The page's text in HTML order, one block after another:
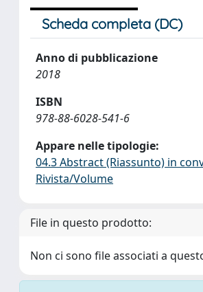
Scheda completa (DC)
Anno di pubblicazione
2018
ISBN
978-88-6028-541-6
Appare nelle tipologie:
04.3 Abstract (Riassunto) in
Rivista/Volume
File in questo prodotto:
Non ci sono file associati a